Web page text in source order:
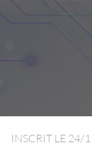
INSCRIT LE 24/